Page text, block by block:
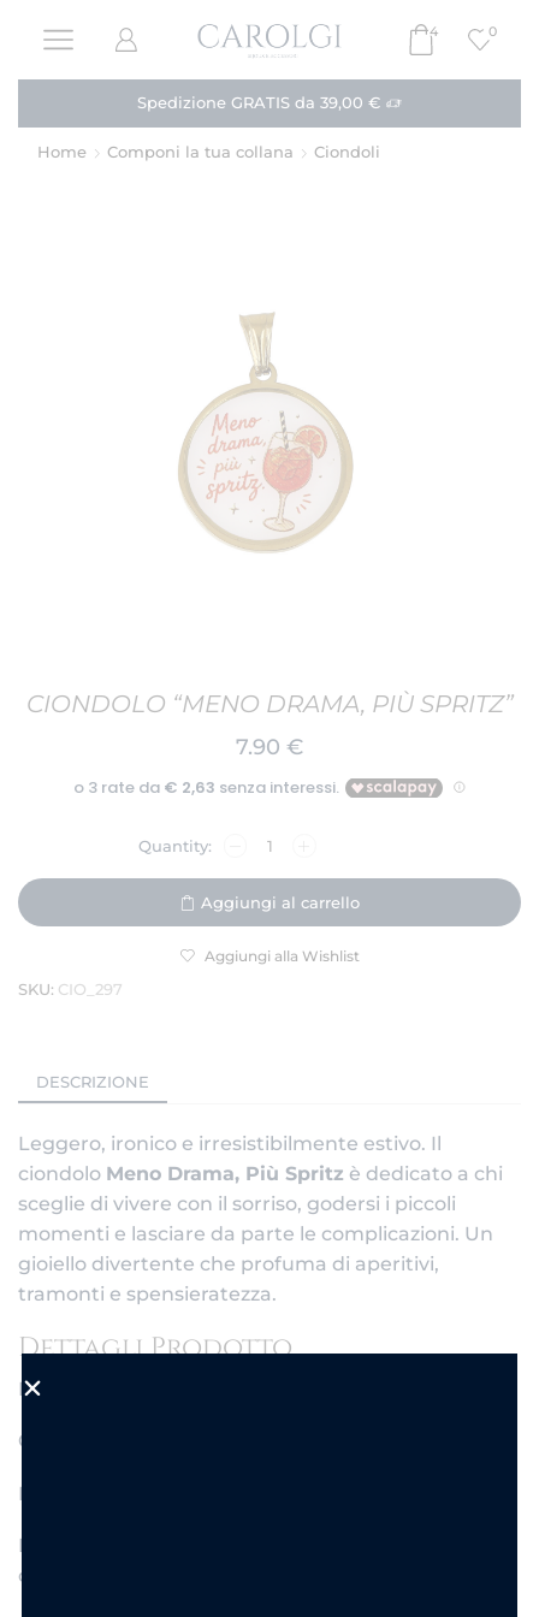
4 0
Paga in 3 rate! Acquista
Home Componi la tua collana Ciondoli
CIONDOLO “MENO DRAMA, PIÙ SPRITZ”
7.90 €
Aggiungi al carrello
Aggiungi alla Wishlist
SKU: CIO_297
DESCRIZIONE
Leggero, ironico e irresistibilmente estivo. Il
ciondolo Meno Drama, Più Spritz è dedicato a chi
sceglie di vivere con il sorriso, godersi i piccoli
momenti e lasciare da parte le complicazioni. Un
gioiello divertente che profuma di aperitivi,
tramonti e spensieratezza.
Dettagli Prodotto
Materiale: Acciaio inossidabile
Colore: Oro
Forma: Tonda
Motivo: Scritta “Meno Drama, Più Spritz” con
cocktail illustrato